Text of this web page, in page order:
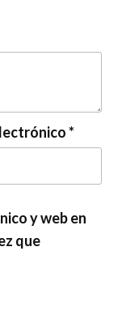
*
y web en
que